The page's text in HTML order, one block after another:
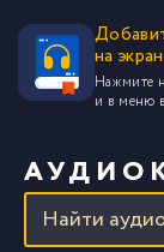
на
Нажмите
и в меню